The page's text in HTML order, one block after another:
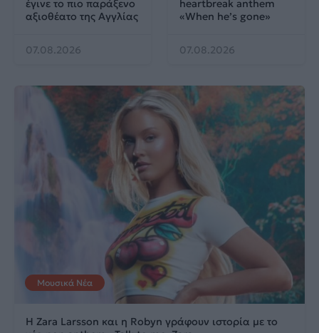
έγινε το πιο παράξενο
αξιοθέατο της Αγγλίας
07.08.2026
heartbreak anthem
«When he’s gone»
07.08.2026
Μουσικά Νέα
Η Zara Larsson και η Robyn γράφουν ιστορία με το